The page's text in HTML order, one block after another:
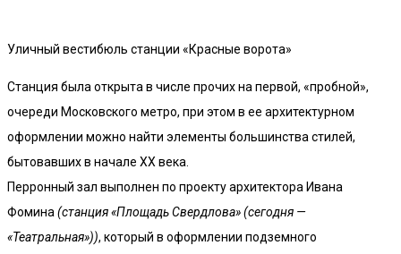
Уличный вестибюль станции «Красные ворота»
Станция была открыта в числе прочих на первой, «пробной»,
очереди Московского метро, при этом в ее архитектурном
оформлении можно найти элементы большинства стилей,
бытовавших в начале XX века.
Перронный зал выполнен по проекту архитектора Ивана
Фомина(станция «Площадь Свердлова» (сегодня —
«Театральная»)), который в оформлении подземного